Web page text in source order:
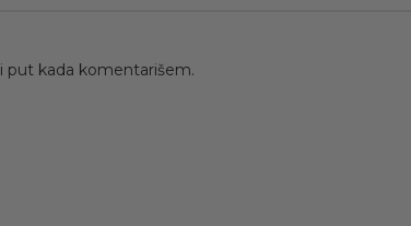
put kada komentarišem.